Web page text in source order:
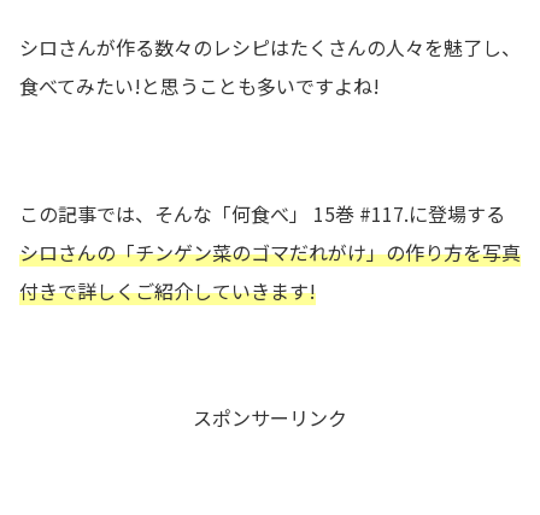
シロさんが作る数々のレシピはたくさんの人々を魅了し、
食べてみたい!と思うことも多いですよね!
この記事では、そんな「何食べ」 15巻 #117.に登場する
シロさんの「チンゲン菜のゴマだれがけ」の作り方を写真
付きで詳しくご紹介していきます!
スポンサーリンク